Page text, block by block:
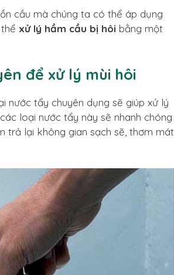
cầu mà chúng ta có thể áp dụng
xử lý hầm cầu bị hôi bằng một
để xử lý mùi hôi
nước tẩy chuyên dụng sẽ giúp xử lý
loại nước tẩy này sẽ nhanh chóng
trả lại không gian sạch sẽ, thơm mát